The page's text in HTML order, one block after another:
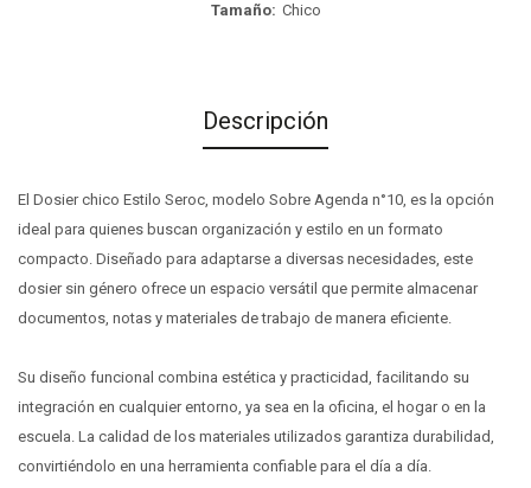
Tamaño
Chico
Descripción
El Dosier chico Estilo Seroc, modelo Sobre Agenda n°10, es la opción
ideal para quienes buscan organización y estilo en un formato
compacto. Diseñado para adaptarse a diversas necesidades, este
dosier sin género ofrece un espacio versátil que permite almacenar
documentos, notas y materiales de trabajo de manera eficiente.
Su diseño funcional combina estética y practicidad, facilitando su
integración en cualquier entorno, ya sea en la oficina, el hogar o en la
escuela. La calidad de los materiales utilizados garantiza durabilidad,
convirtiéndolo en una herramienta confiable para el día a día.